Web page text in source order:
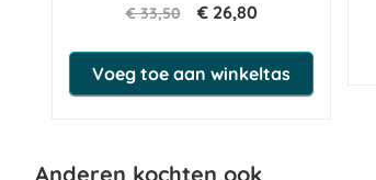
€ 33,50 € 26,80
Voeg toe aan winkeltas
Anderen kochten ook